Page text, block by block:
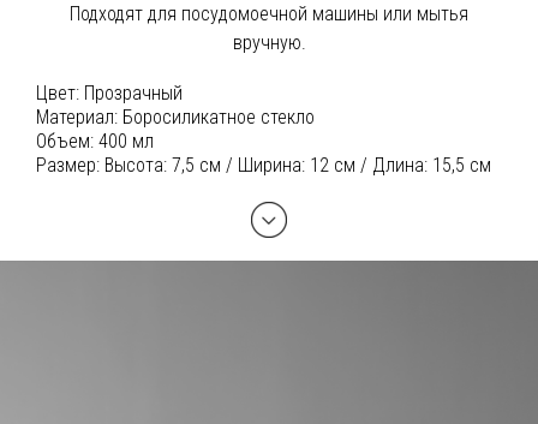
Подходят для посудомоечной машины или мытья
вручную.
Цвет: Прозрачный
Материал: Боросиликатное стекло
Объем: 400 мл
Размер: Высота: 7,5 см / Ширина: 12 см / Длина: 15,5 см